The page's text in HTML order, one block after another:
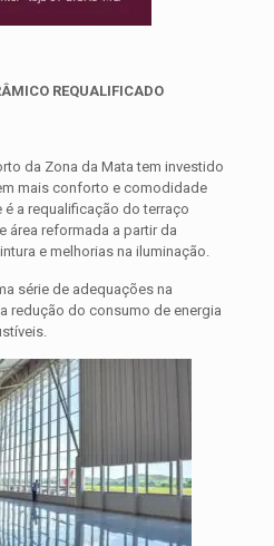
REQUALIFICADO
da Zona da Mata tem investido
mais conforto e comodidade
é a requalificação do terraço
área reformada a partir da
e melhorias na iluminação.
série de adequações na
redução do consumo de energia